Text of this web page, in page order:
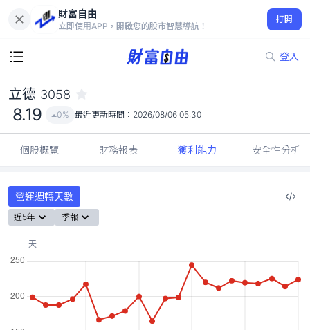
財富自由
立即使用APP，開啟您的股市智慧導航！
打開
登入
8.19
0%
立德 3058
8.19 0% 最近更新時間： 2026/08/06 05:30
個股概覽 財務報表 獲利能力 安全性分析
營運週轉天數
近5年 季報